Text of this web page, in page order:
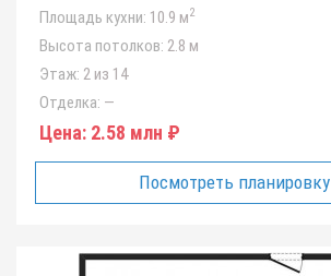
Площадь кухни: 10.9 м2
Высота потолков: 2.8 м
Этаж: 2 из 14
Отделка: —
Цена: 2.58 млн ₽
Посмотреть планировку